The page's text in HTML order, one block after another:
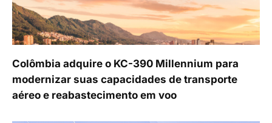
Colômbia adquire o KC-390 Millennium para
modernizar suas capacidades de transporte
aéreo e reabastecimento em voo